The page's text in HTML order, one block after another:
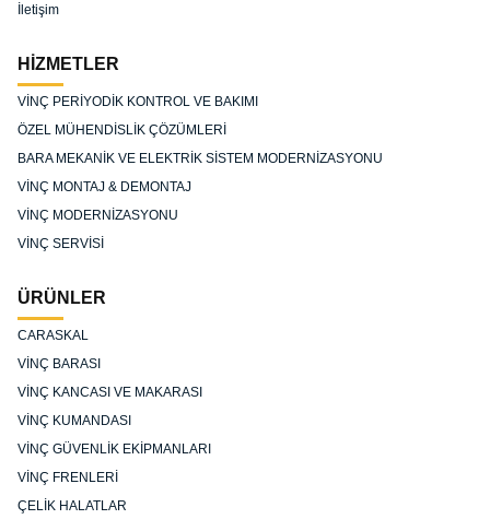
İletişim
HİZMETLER
VİNÇ PERİYODİK KONTROL VE BAKIMI
ÖZEL MÜHENDİSLİK ÇÖZÜMLERİ
BARA MEKANİK VE ELEKTRİK SİSTEM MODERNİZASYONU
VİNÇ MONTAJ & DEMONTAJ
VİNÇ MODERNİZASYONU
VİNÇ SERVİSİ
ÜRÜNLER
CARASKAL
VİNÇ BARASI
VİNÇ KANCASI VE MAKARASI
VİNÇ KUMANDASI
VİNÇ GÜVENLİK EKİPMANLARI
VİNÇ FRENLERİ
ÇELİK HALATLAR